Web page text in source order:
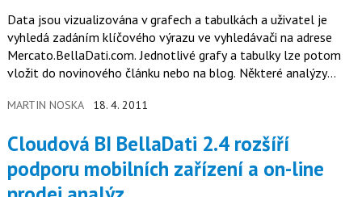
Data jsou vizualizována v grafech a tabulkách a uživatel je
vyhledá zadáním klíčového výrazu ve vyhledávači na adrese
Mercato.BellaDati.com. Jednotlivé grafy a tabulky lze potom
vložit do novinového článku nebo na blog. Některé analýzy
MARTIN NOSKA 18. 4. 2011
Cloudová BI BellaDati 2.4 rozšíří
podporu mobilních zařízení a on-line